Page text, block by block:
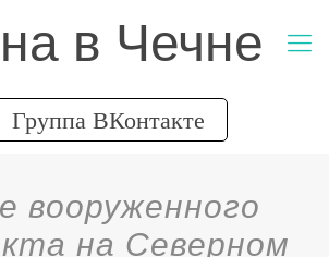
в Чечне
Группа ВКонтакте
вооруженного
на Северном